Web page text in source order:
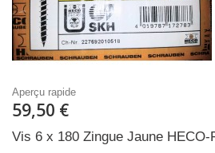
Aperçu rapide
59,50 €
Vis 6 x 180 Zingue Jaune HECO-